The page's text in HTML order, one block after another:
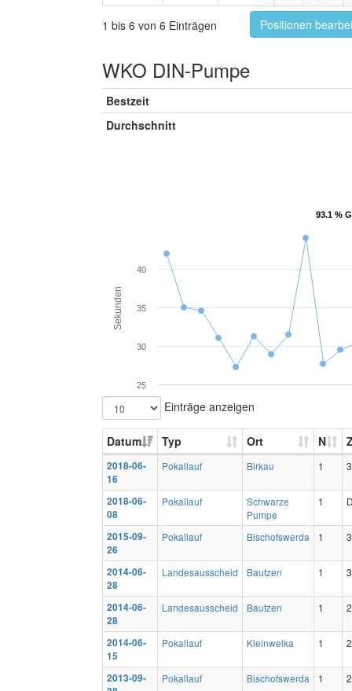
1 bis 6 von 6 Einträgen Positionen
WKO DIN-Pumpe
Bestzeit
Durchschnitt
93.1 %
93.1 %
Sekunden
25
30
35
40
Einträge anzeigen
Datum Typ Ort N
2018-06-
16
Pokallauf Birkau 1
2018-06-
08
Pokallauf
Schwarze
Pumpe
1
2015-09-
26
Pokallauf Bischofswerda 1
2014-06-
28
Landesausscheid Bautzen 1
2014-06-
28
Landesausscheid Bautzen 1
2014-06-
15
Pokallauf Kleinwelka 1
2013-09-
Pokallauf Bischofswerda 1